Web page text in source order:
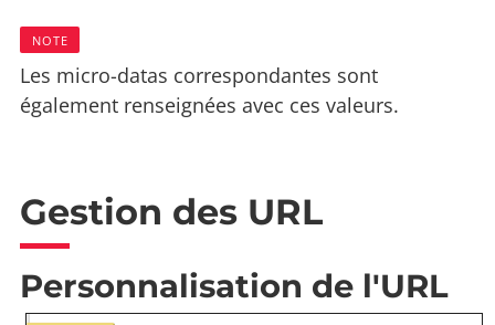
NOTE
Les micro-datas correspondantes sont
également renseignées avec ces valeurs.
Gestion des URL
Personnalisation de l'URL